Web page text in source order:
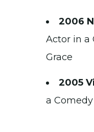
2006
Actor in a
Grace
2005
a